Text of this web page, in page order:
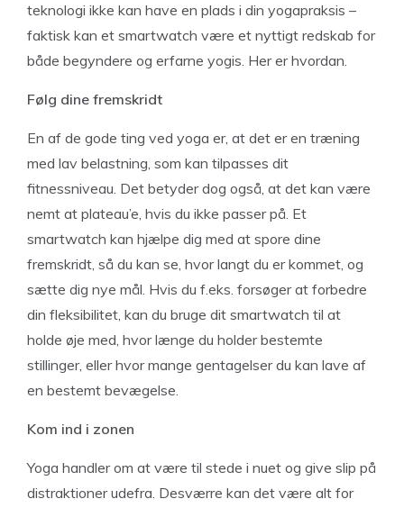
teknologi ikke kan have en plads i din yogapraksis –
faktisk kan et smartwatch være et nyttigt redskab for
både begyndere og erfarne yogis. Her er hvordan.
Følg dine fremskridt
En af de gode ting ved yoga er, at det er en træning
med lav belastning, som kan tilpasses dit
fitnessniveau. Det betyder dog også, at det kan være
nemt at plateau’e, hvis du ikke passer på. Et
smartwatch kan hjælpe dig med at spore dine
fremskridt, så du kan se, hvor langt du er kommet, og
sætte dig nye mål. Hvis du f.eks. forsøger at forbedre
din fleksibilitet, kan du bruge dit smartwatch til at
holde øje med, hvor længe du holder bestemte
stillinger, eller hvor mange gentagelser du kan lave af
en bestemt bevægelse.
Kom ind i zonen
Yoga handler om at være til stede i nuet og give slip på
distraktioner udefra. Desværre kan det være alt for